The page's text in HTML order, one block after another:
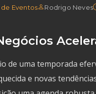
de Eventos Rodrigo Neves
de uma temporada
e novas